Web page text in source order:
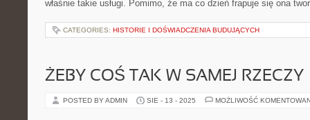
właśnie takie usługi. Pomimo, że ma co dzień frapuje się ona
CATEGORIES: HISTORIE I DOŚWIADCZENIA BUDUJĄCYCH
ŻEBY COŚ TAK W SAMEJ RZECZY
POSTED BY ADMIN SIE - 13 - 2025 MOŻLIWOŚĆ